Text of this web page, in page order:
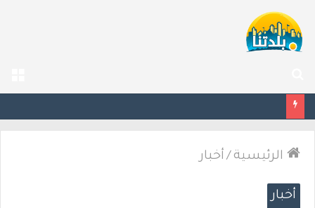
عن
الرئيسية / أخبار
أخبار